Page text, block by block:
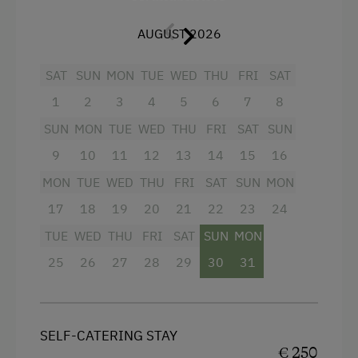
Baby Changing Facility
Toys
Playroom
Playground in the Forest
Dishwasher
Vorhaus mit Kachelofen, Ofenbank und 2
großen Sitzecken (15 Sitzplätze)
5 Schlafzimmer (darunter 3 neu renovierte
2 Badezimmer mit Dusche und WC, eines
Außenbereich:
eigener Brunnen (Brunntrog auch zum
Getränkekühlen geeignet)
Naturkegelbahn
AUGUST 2026
SAT
1
SUN
2
MON
3
TUE
4
WED
5
THU
6
FRI
7
SAT
8
SUN
9
MON
10
TUE
11
WED
12
THU
13
FRI
14
SAT
15
SUN
16
MON
17
TUE
18
WED
19
THU
20
FRI
21
SAT
22
SUN
23
MON
24
TUE
25
WED
26
THU
27
FRI
28
SAT
29
SUN
30
MON
31
SELF-CATERING STAY
€ 250